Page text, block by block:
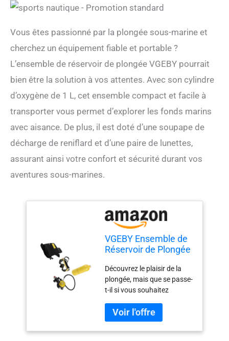
Vous êtes passionné par la plongée sous-marine et
cherchez un équipement fiable et portable ?
L’ensemble de réservoir de plongée VGEBY pourrait
bien être la solution à vos attentes. Avec son cylindre
d’oxygène de 1 L, cet ensemble compact et facile à
transporter vous permet d’explorer les fonds marins
avec aisance. De plus, il est doté d’une soupape de
décharge de reniflard et d’une paire de lunettes,
assurant ainsi votre confort et sécurité durant vos
aventures sous-marines.
VGEBY Ensemble de
Réservoir de Plongée
Ensemble de Cylindre
D'oxygène sous-
Marin de 1 L, Mini
Réservoir de Plongée
Portable avec
Soupape de
Décharge de
Découvrez le plaisir de la
plongée, mais que se passe-
t-il si vous souhaitez
disposez pas d'équipement
professionnel ? Avec une
petite bouteille de plongée,